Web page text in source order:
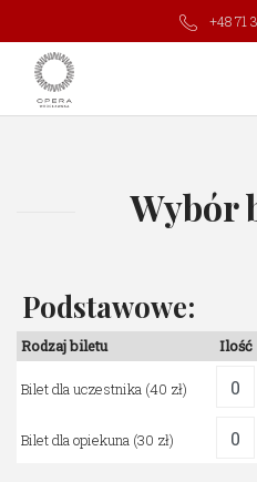
+48 71
Wybór
Podstawowe:
Rodzaj biletu Ilość
Bilet dla uczestnika (40 zł)
Bilet dla opiekuna (30 zł)